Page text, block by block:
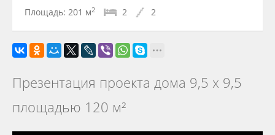
Площадь: 201 м2 2 2
Презентация проекта дома 9,5 х 9,5
площадью 120 м²